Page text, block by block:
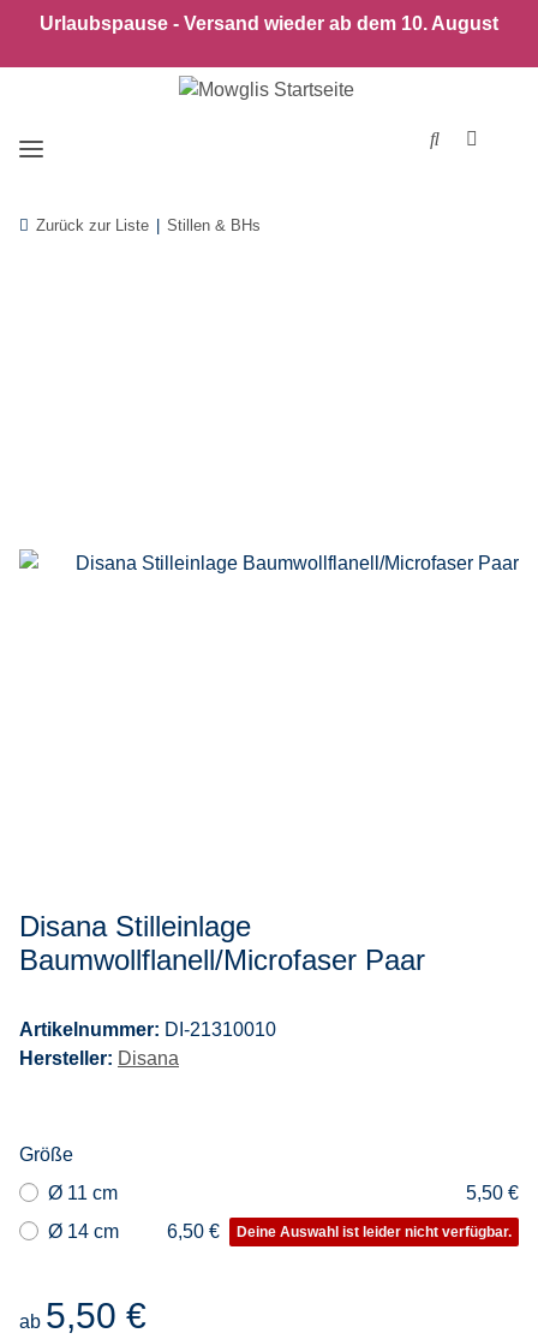
Urlaubspause - Versand wieder ab dem 10. August
Zurück zur Liste Stillen & BHs
Disana Stilleinlage
Baumwollflanell/Microfaser Paar
Artikelnummer: DI-21310010
Hersteller: Disana
Größe
Ø 11 cm
5,50 €
Ø 14 cm
6,50 € Deine Auswahl ist leider nicht verfügbar.
ab 5,50 €